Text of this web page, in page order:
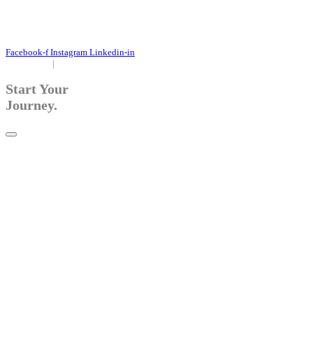
Facebook-f Instagram Linkedin-in
|
Start Your
Journey.